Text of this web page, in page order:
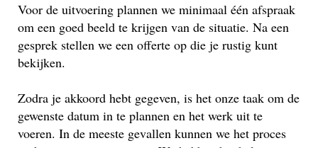
Voor de uitvoering plannen we minimaal één afspraak
om een goed beeld te krijgen van de situatie. Na een
gesprek stellen we een offerte op die je rustig kunt
bekijken.
Zodra je akkoord hebt gegeven, is het onze taak om de
gewenste datum in te plannen en het werk uit te
voeren. In de meeste gevallen kunnen we het proces